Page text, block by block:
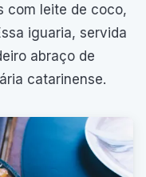
com leite de coco,
iguaria, servida
abraço de
catarinense.